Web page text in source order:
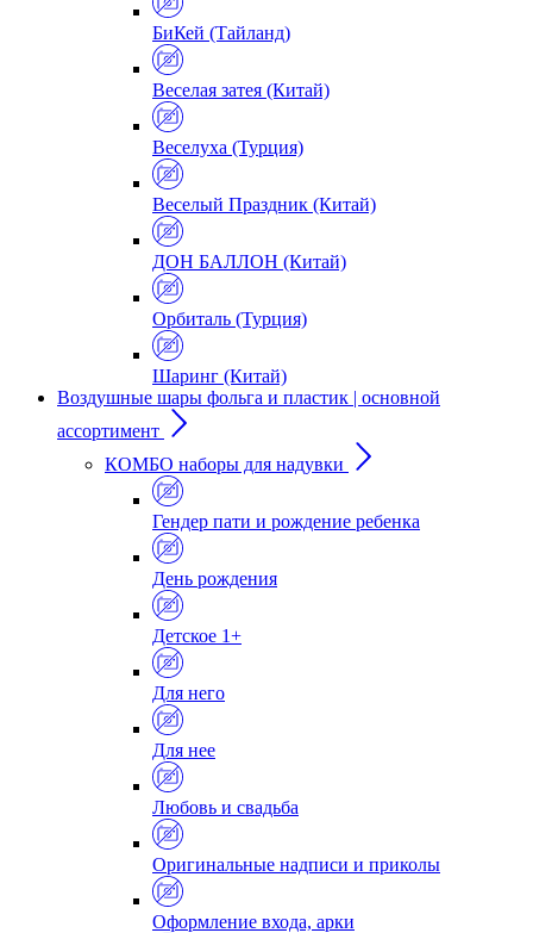
БиКей (Тайланд)
Веселая затея (Китай)
Веселуха (Турция)
Веселый Праздник (Китай)
ДОН БАЛЛОН (Китай)
Орбиталь (Турция)
Шаринг (Китай)
Воздушные шары фольга и пластик | основной
ассортимент
КОМБО наборы для надувки
Гендер пати и рождение ребенка
День рождения
Детское 1+
Для него
Для нее
Любовь и свадьба
Оригинальные надписи и приколы
Оформление входа, арки